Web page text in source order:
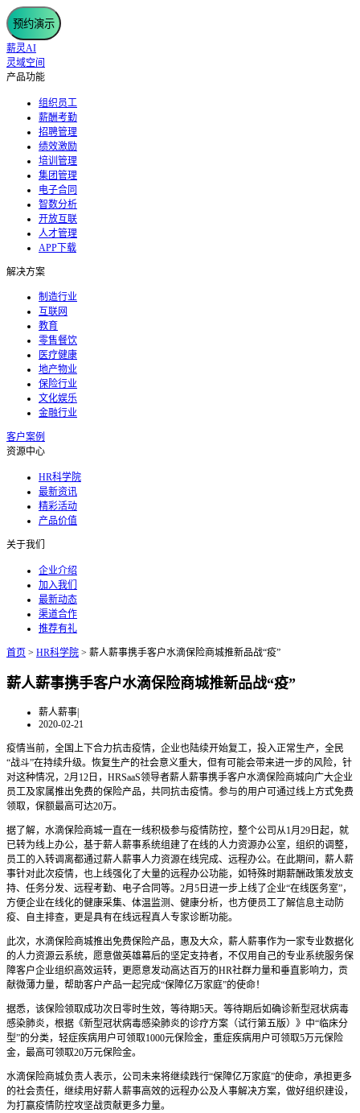
预约演示
薪灵AI
灵域空间
产品功能
组织员工
薪酬考勤
招聘管理
绩效激励
培训管理
集团管理
电子合同
智数分析
开放互联
人才管理
APP下载
解决方案
制造行业
互联网
教育
零售餐饮
医疗健康
地产物业
保险行业
文化娱乐
金融行业
客户案例
资源中心
HR科学院
最新资讯
精彩活动
产品价值
关于我们
企业介绍
加入我们
最新动态
渠道合作
推荐有礼
首页 > HR科学院 > 薪人薪事携手客户水滴保险商城推新品战“疫”
薪人薪事携手客户水滴保险商城推新品战“疫”
薪人薪事|
2020-02-21
疫情当前，全国上下合力抗击疫情，企业也陆续开始复工，投入正常生产，全民
“战斗”在持续升级。恢复生产的社会意义重大，但有可能会带来进一步的风险，针
对这种情况，2月12日，HRSaaS领导者薪人薪事携手客户水滴保险商城向广大企业
员工及家属推出免费的保险产品，共同抗击疫情。参与的用户可通过线上方式免费
领取，保额最高可达20万。
据了解，水滴保险商城一直在一线积极参与疫情防控，整个公司从1月29日起，就
已转为线上办公，基于薪人薪事系统组建了在线的人力资源办公室，组织的调整，
员工的入转调离都通过薪人薪事人力资源在线完成、远程办公。在此期间，薪人薪
事针对此次疫情，也上线强化了大量的远程办公功能，如特殊时期薪酬政策发放支
持、任务分发、远程考勤、电子合同等。2月5日进一步上线了企业“在线医务室”，
方便企业在线化的健康采集、体温监测、健康分析，也方便员工了解信息主动防
疫、自主排查，更是具有在线远程真人专家诊断功能。
此次，水滴保险商城推出免费保险产品，惠及大众，薪人薪事作为一家专业数据化
的人力资源云系统，愿意做英雄幕后的坚定支持者，不仅用自己的专业系统服务保
障客户企业组织高效运转，更愿意发动高达百万的HR社群力量和垂直影响力，贡
献微薄力量，帮助客户产品一起完成“保障亿万家庭”的使命！
据悉，该保险领取成功次日零时生效，等待期5天。等待期后如确诊新型冠状病毒
感染肺炎，根据《新型冠状病毒感染肺炎的诊疗方案（试行第五版）》中“临床分
型”的分类，轻症疾病用户可领取1000元保险金，重症疾病用户可领取5万元保险
金，最高可领取20万元保险金。
水滴保险商城负责人表示，公司未来将继续践行“保障亿万家庭”的使命，承担更多
的社会责任，继续用好薪人薪事高效的远程办公及人事解决方案，做好组织建设，
为打赢疫情防控攻坚战贡献更多力量。